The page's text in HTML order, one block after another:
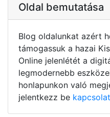
Oldal bemutatása
Blog oldalunkat azért
támogassuk a hazai
Online jelenlétét a
legmodernebb
honlapunkon való
jelentkezz be